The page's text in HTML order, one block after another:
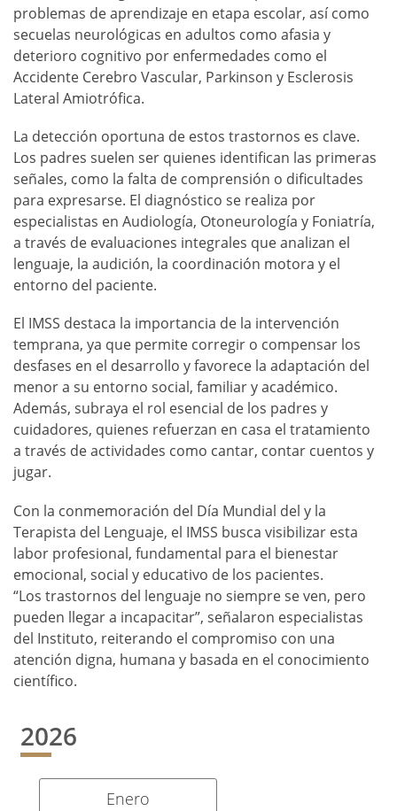
problemas de aprendizaje en etapa escolar, así como
secuelas neurológicas en adultos como afasia y
deterioro cognitivo por enfermedades como el
Accidente Cerebro Vascular, Parkinson y Esclerosis
Lateral Amiotrófica.
La detección oportuna de estos trastornos es clave.
Los padres suelen ser quienes identifican las primeras
señales, como la falta de comprensión o dificultades
para expresarse. El diagnóstico se realiza por
especialistas en Audiología, Otoneurología y Foniatría,
a través de evaluaciones integrales que analizan el
lenguaje, la audición, la coordinación motora y el
entorno del paciente.
El IMSS destaca la importancia de la intervención
temprana, ya que permite corregir o compensar los
desfases en el desarrollo y favorece la adaptación del
menor a su entorno social, familiar y académico.
Además, subraya el rol esencial de los padres y
cuidadores, quienes refuerzan en casa el tratamiento
a través de actividades como cantar, contar cuentos y
jugar.
Con la conmemoración del Día Mundial del y la
Terapista del Lenguaje, el IMSS busca visibilizar esta
labor profesional, fundamental para el bienestar
emocional, social y educativo de los pacientes.
“Los trastornos del lenguaje no siempre se ven, pero
pueden llegar a incapacitar”, señalaron especialistas
del Instituto, reiterando el compromiso con una
atención digna, humana y basada en el conocimiento
científico.
2026
Enero